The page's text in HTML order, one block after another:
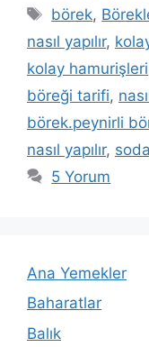
Etiketler
börek,
nasıl yapılır,
kolay hamurişleri
böreği tarifi,
börek.peynirli
nasıl yapılır,
5 Yorum
Ana Yemekler
Baharatlar
Balık